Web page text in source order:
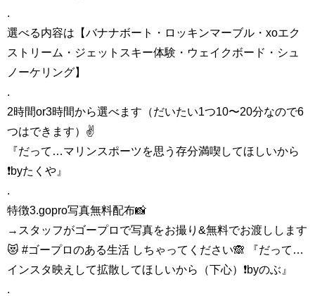
.
選べる内容は【バナナボート・ロッキンマーブル・xoエク
ストリーム・ジェットスキー体験・ウェイクボード・シュ
ノーケリング】
.
2時間or3時間から選べます（だいたい1つ10〜20分なので6
つはできます）✌️
『だって…マリンスポーツを思う存分満喫してほしいから
❗️byたくや』
.
特徴3.gopro写真無料配布📸
→スタッフがゴープロで写真をお撮り&無料でお渡しします
😻 #ゴープロのある生活 しちゃってください🙈 『だって…
インスタ映えして拡散してほしいから（下心）❗️byのぶ』
.